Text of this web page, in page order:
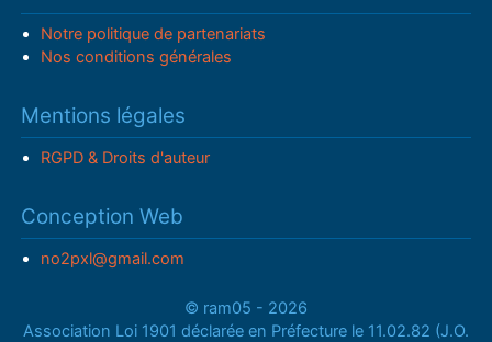
Notre politique de partenariats
Nos conditions générales
Mentions légales
RGPD & Droits d'auteur
Conception Web
no2pxl@gmail.com
© ram05 - 2026
Association Loi 1901 déclarée en Préfecture le 11.02.82 (J.O.